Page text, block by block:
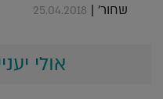
שחור' | 25.04.2018
אולי